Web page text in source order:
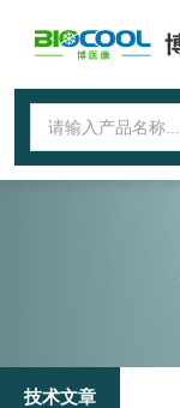
技术文章